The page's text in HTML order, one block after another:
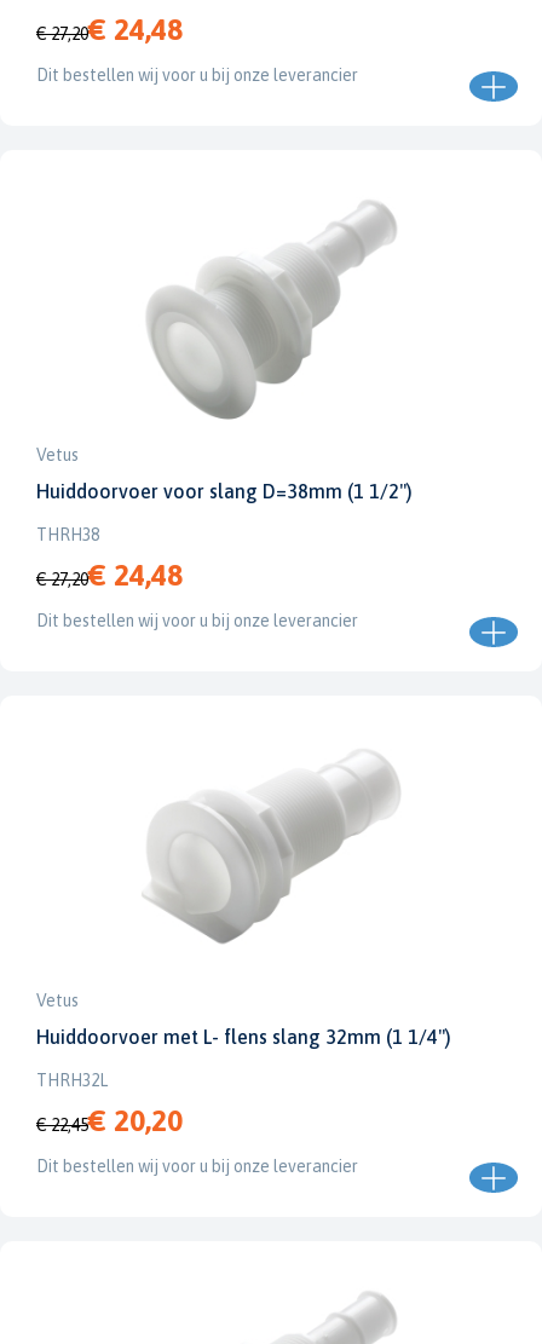
€ 27,20€ 24,48
Dit bestellen wij voor u bij onze leverancier
Vetus
Huiddoorvoer voor slang D=38mm (1 1/2")
THRH38
€ 27,20€ 24,48
Dit bestellen wij voor u bij onze leverancier
Vetus
Huiddoorvoer met L- flens slang 32mm (1 1/4")
THRH32L
€ 22,45€ 20,20
Dit bestellen wij voor u bij onze leverancier